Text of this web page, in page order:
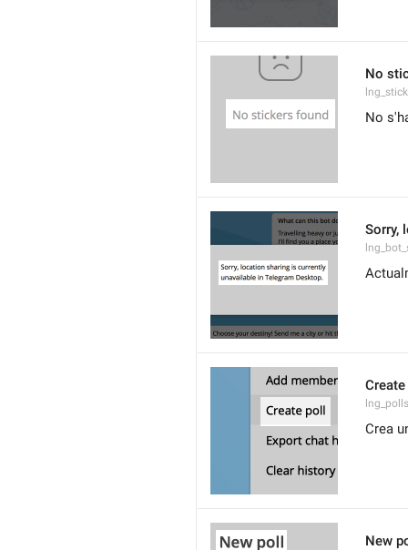
No
No
Sorry,
Crea
New